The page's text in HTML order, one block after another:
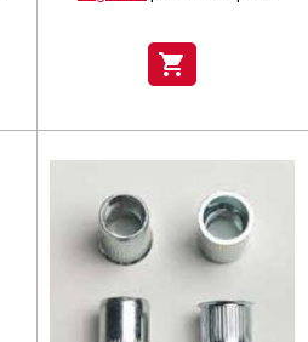
shopping_cart